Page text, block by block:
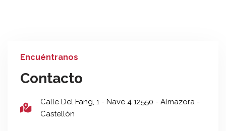
Encuéntranos
Contacto
Calle Del Fang, 1 - Nave 4 12550 - Almazora -
Castellón